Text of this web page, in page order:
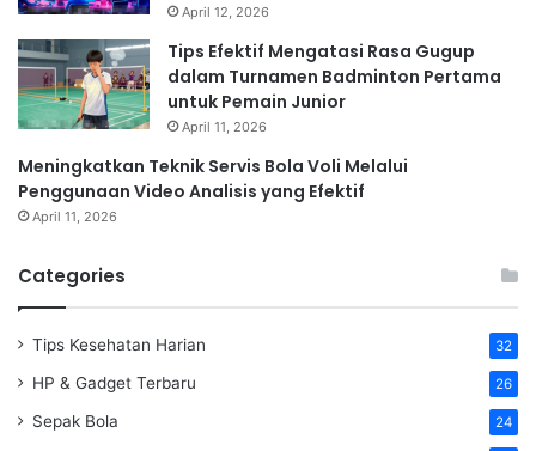
April 12, 2026
Tips Efektif Mengatasi Rasa Gugup
dalam Turnamen Badminton Pertama
untuk Pemain Junior
April 11, 2026
Meningkatkan Teknik Servis Bola Voli Melalui
Penggunaan Video Analisis yang Efektif
April 11, 2026
Categories
Tips Kesehatan Harian 32
HP & Gadget Terbaru 26
Sepak Bola 24